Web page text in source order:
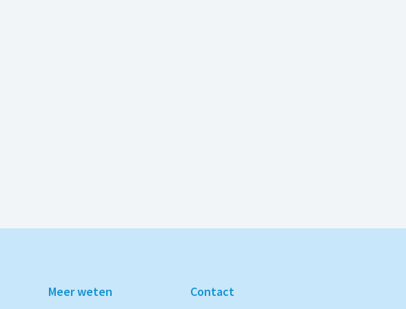
Meer weten Contact